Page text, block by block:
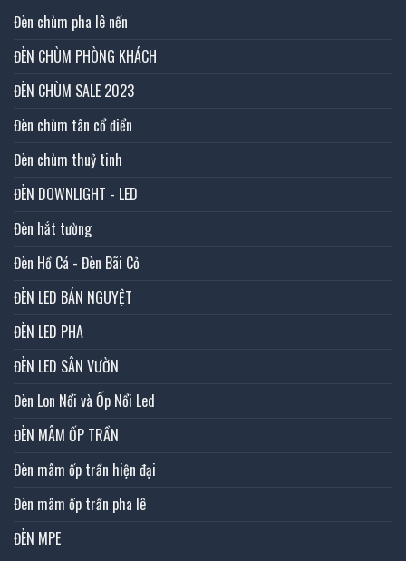
Đèn chùm pha lê nến
ĐÈN CHÙM PHÒNG KHÁCH
ĐÈN CHÙM SALE 2023
Đèn chùm tân cổ điển
Đèn chùm thuỷ tinh
ĐÈN DOWNLIGHT - LED
Đèn hắt tường
Đèn Hồ Cá - Đèn Bãi Cỏ
ĐÈN LED BÁN NGUYỆT
ĐÈN LED PHA
ĐÈN LED SÂN VƯỜN
Đèn Lon Nổi và Ốp Nổi Led
ĐÈN MÂM ỐP TRẦN
Đèn mâm ốp trần hiện đại
Đèn mâm ốp trần pha lê
ĐÈN MPE